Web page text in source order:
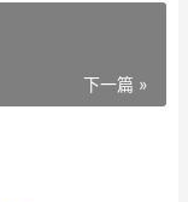
下一篇 »